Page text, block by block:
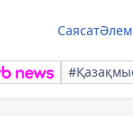
СаясатӘлем